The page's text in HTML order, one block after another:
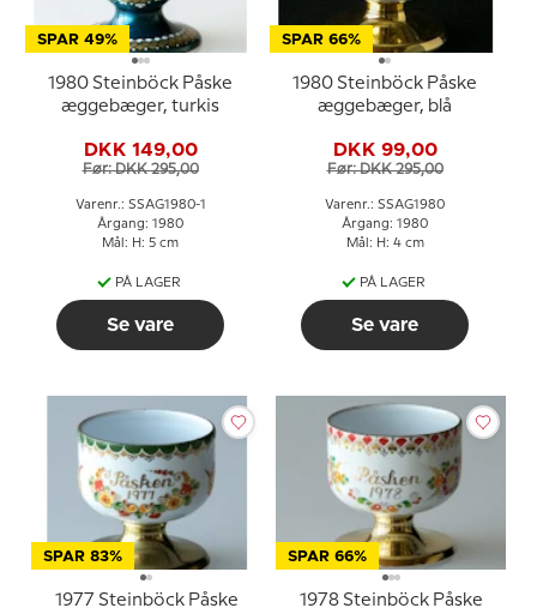
SPAR 49%
1980 Steinböck Påske
æggebæger, turkis
DKK 149,00
Før: DKK 295,00
Varenr.: SSAG1980-1
Årgang: 1980
Mål: H: 5 cm
PÅ LAGER
Se vare
SPAR 66%
1980 Steinböck Påske
æggebæger, blå
DKK 99,00
Før: DKK 295,00
Varenr.: SSAG1980
Årgang: 1980
Mål: H: 4 cm
PÅ LAGER
Se vare
SPAR 83%
1977 Steinböck Påske
SPAR 66%
1978 Steinböck Påske